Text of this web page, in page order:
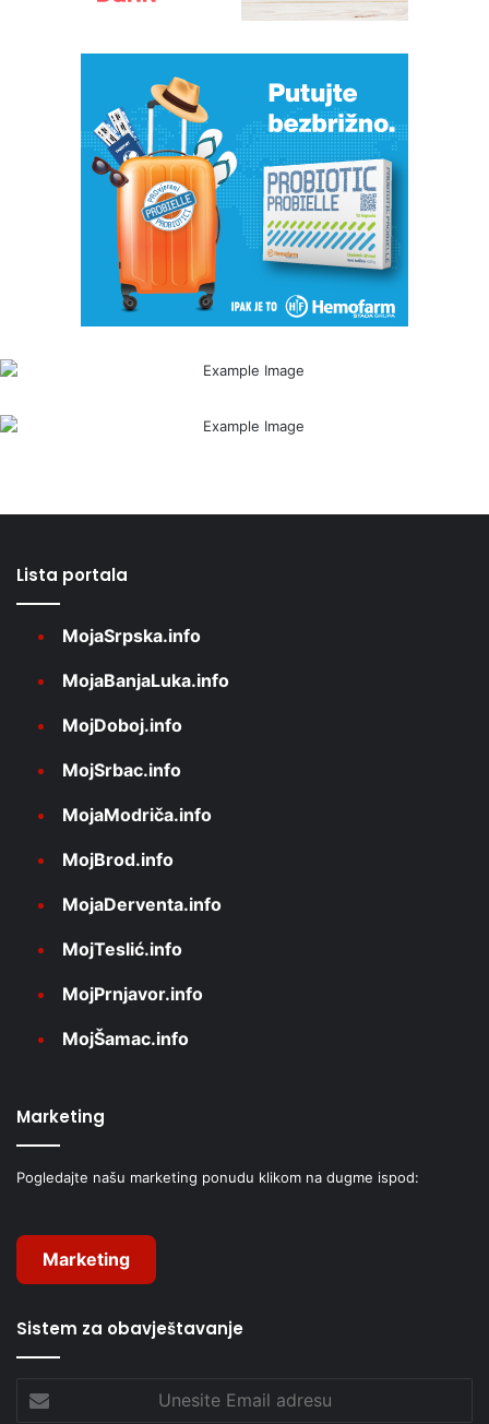
Lista portala
MojaSrpska.info
MojaBanjaLuka.info
MojDoboj.info
MojSrbac.info
MojaModriča.info
MojBrod.info
MojaDerventa.info
MojTeslić.info
MojPrnjavor.info
MojŠamac.info
Marketing
Pogledajte našu marketing ponudu klikom na dugme ispod:
Marketing
Sistem za obavještavanje
Email